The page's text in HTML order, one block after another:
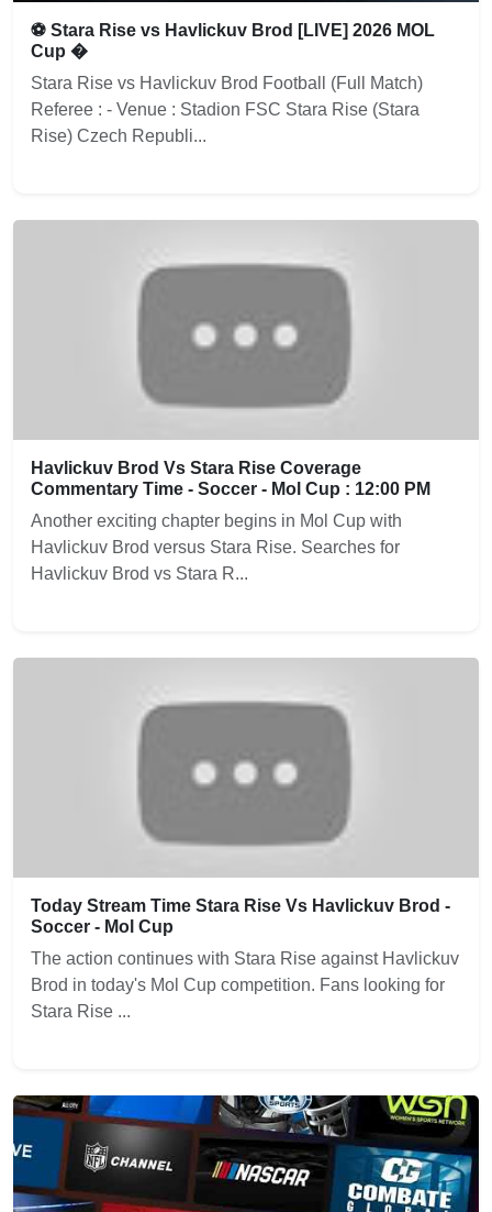
⚽ Stara Rise vs Havlickuv Brod [LIVE] 2026 MOL
Cup �
Stara Rise vs Havlickuv Brod Football (Full Match)
Referee : - Venue : Stadion FSC Stara Rise (Stara
Rise) Czech Republi...
Havlickuv Brod Vs Stara Rise Coverage
Commentary Time - Soccer - Mol Cup : 12:00 PM
Another exciting chapter begins in Mol Cup with
Havlickuv Brod versus Stara Rise. Searches for
Havlickuv Brod vs Stara R...
Today Stream Time Stara Rise Vs Havlickuv Brod -
Soccer - Mol Cup
The action continues with Stara Rise against Havlickuv
Brod in today's Mol Cup competition. Fans looking for
Stara Rise ...